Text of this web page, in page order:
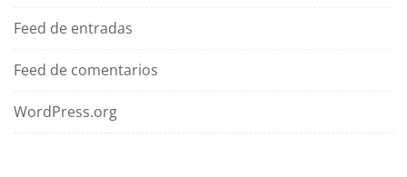
Feed de entradas
Feed de comentarios
WordPress.org